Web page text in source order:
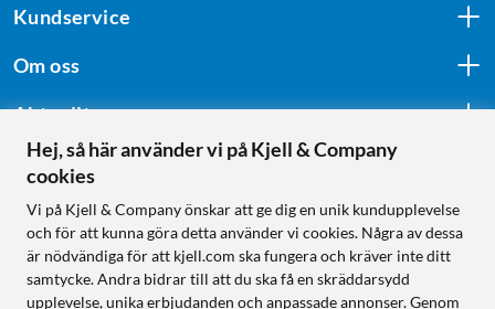
Kundservice
Om oss
Aktuellt
Följ oss
Handla från:
Hej, så här använder vi på Kjell & Company
cookies
Vi på Kjell & Company önskar att ge dig en unik kundupplevelse
och för att kunna göra detta använder vi cookies. Några av dessa
är nödvändiga för att kjell.com ska fungera och kräver inte ditt
samtycke. Andra bidrar till att du ska få en skräddarsydd
upplevelse, unika erbjudanden och anpassade annonser. Genom